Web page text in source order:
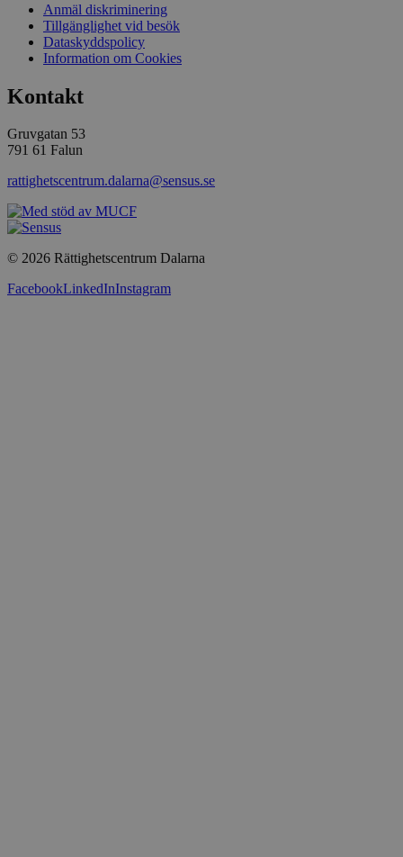
Anmäl diskriminering
Tillgänglighet vid besök
Dataskyddspolicy
Information om Cookies
Kontakt
Gruvgatan 53
791 61 Falun
rattighetscentrum.dalarna@sensus.se
© 2026 Rättighetscentrum Dalarna
FacebookLinkedInInstagram